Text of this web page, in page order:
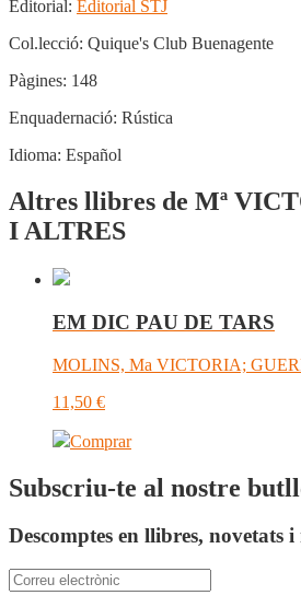
Editorial: Editorial STJ
Col.lecció: Quique's Club Buenagente
Pàgines: 148
Enquadernació: Rústica
Idioma: Español
Altres llibres de Mª
I ALTRES
EM DIC PAU DE TARS
MOLINS, Ma VICTORIA;
11,50 €
Comprar
Subscriu-te al nostre
Descomptes en llibres, novetats i